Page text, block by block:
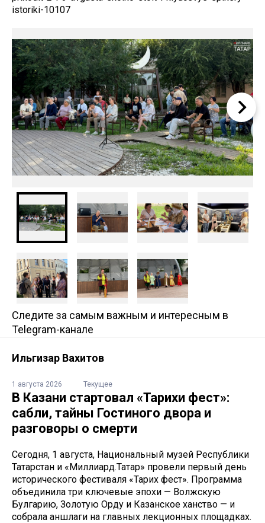
istoriki-10107
Следите за самым важным и интересным в
Telegram-канале
Ильгизар Вахитов
1 августа 2026 Текущее
В Казани стартовал «Тарихи фест»:
сабли, тайны Гостиного двора и
разговоры о смерти
Сегодня, 1 августа, Национальный музей Республики
Татарстан и «Миллиард.Татар» провели первый день
исторического фестиваля «Тарих фест». Программа
объединила три ключевые эпохи — Волжскую
Булгарию, Золотую Орду и Казанское ханство — и
собрала аншлаги на главных лекционных площадках.